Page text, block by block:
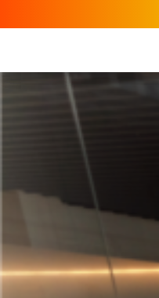
PLACAS
SOLARES
Instala
Solares
Solares
Quantica